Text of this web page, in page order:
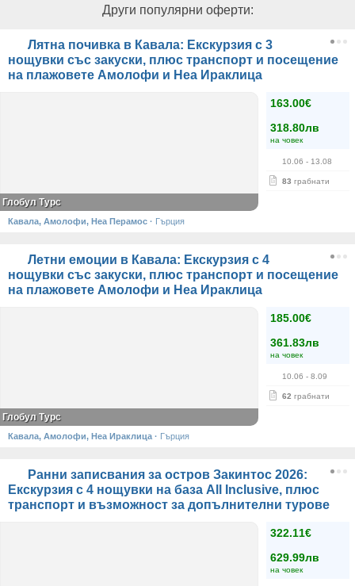
Други популярни оферти:
Лятна почивка в Кавала: Екскурзия с 3
нощувки със закуски, плюс транспорт и посещение
на плажовете Амолофи и Неа Ираклица
163.00€
318.80лв
на човек
10.06 - 13.08
83 грабнати
Глобул Турс
Кавала, Амолофи, Неа Перамос · Гърция
Летни емоции в Кавала: Екскурзия с 4
нощувки със закуски, плюс транспорт и посещение
на плажовете Амолофи и Неа Ираклица
185.00€
361.83лв
на човек
10.06 - 8.09
62 грабнати
Глобул Турс
Кавала, Амолофи, Неа Ираклица · Гърция
Ранни записвания за остров Закинтос 2026:
Екскурзия с 4 нощувки на база All Inclusive, плюс
транспорт и възможност за допълнителни турове
322.11€
629.99лв
на човек